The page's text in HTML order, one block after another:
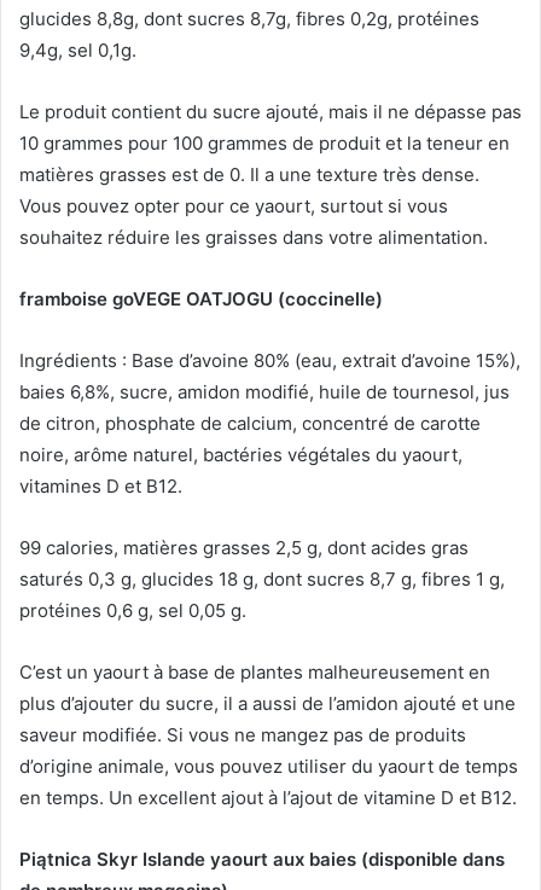
glucides 8,8g, dont sucres 8,7g, fibres 0,2g, protéines
9,4g, sel 0,1g.
Le produit contient du sucre ajouté, mais il ne dépasse pas
10 grammes pour 100 grammes de produit et la teneur en
matières grasses est de 0. Il a une texture très dense.
Vous pouvez opter pour ce yaourt, surtout si vous
souhaitez réduire les graisses dans votre alimentation.
framboise goVEGE OATJOGU (coccinelle)
Ingrédients : Base d’avoine 80% (eau, extrait d’avoine 15%),
baies 6,8%, sucre, amidon modifié, huile de tournesol, jus
de citron, phosphate de calcium, concentré de carotte
noire, arôme naturel, bactéries végétales du yaourt,
vitamines D et B12.
99 calories, matières grasses 2,5 g, dont acides gras
saturés 0,3 g, glucides 18 g, dont sucres 8,7 g, fibres 1 g,
protéines 0,6 g, sel 0,05 g.
C’est un yaourt à base de plantes malheureusement en
plus d’ajouter du sucre, il a aussi de l’amidon ajouté et une
saveur modifiée. Si vous ne mangez pas de produits
d’origine animale, vous pouvez utiliser du yaourt de temps
en temps. Un excellent ajout à l’ajout de vitamine D et B12.
Piątnica Skyr Islande yaourt aux baies (disponible dans